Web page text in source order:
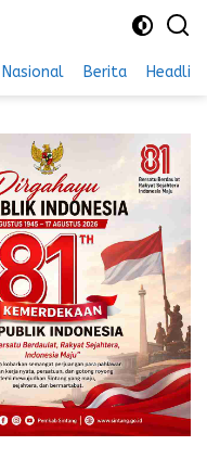
Nasional Berita Headline